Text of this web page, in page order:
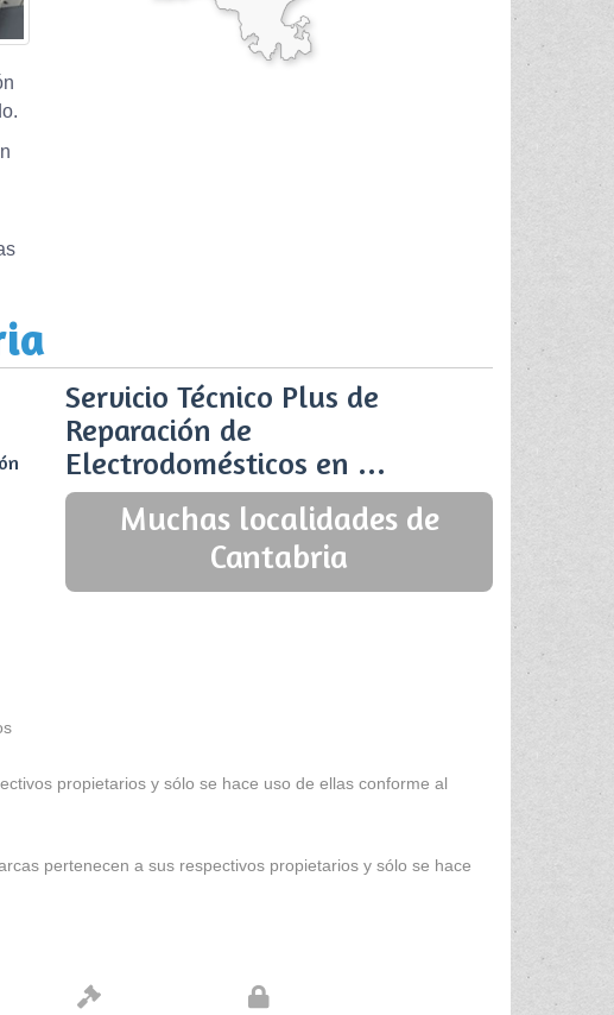
Servicio Técnico Plus de
Reparación de
Electrodomésticos en ...
Muchas localidades de
Cantabria
propietarios y sólo se hace uso de ellas conforme al
pertenecen a sus respectivos propietarios y sólo se hace